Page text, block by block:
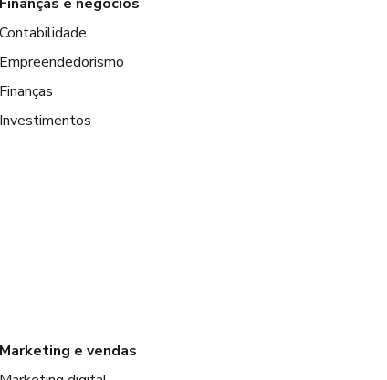
Contabilidade
Empreendedorismo
Finanças
Investimentos
Marketing e vendas